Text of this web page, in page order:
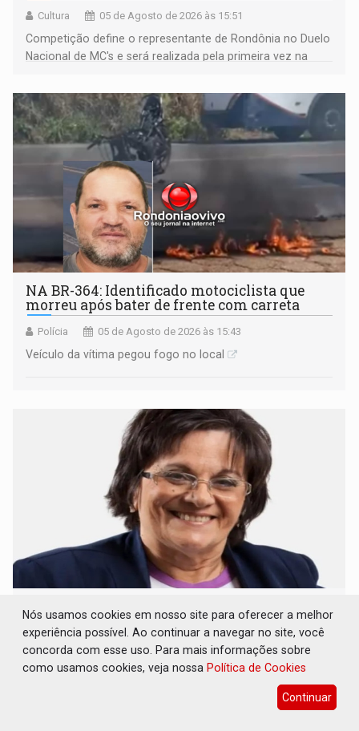
Cultura 05 de Agosto de 2026 às 15:51
Competição define o representante de Rondônia no Duelo
Nacional de MC's e será realizada pela primeira vez na
NA BR-364: Identificado motociclista que
morreu após bater de frente com carreta
Polícia 05 de Agosto de 2026 às 15:43
Veículo da vítima pegou fogo no local
AGOSTO LILÁS: 20 anos de Lei Maria da
Penha - apesar do avanço, a violência escala
Geral 05 de Agosto de 2026 às 15:37
Mesmo com tantas conquistas o número de feminicídios
Nós usamos cookies em nosso site para oferecer a melhor
experiência possível. Ao continuar a navegar no site, você
concorda com esse uso. Para mais informações sobre
como usamos cookies, veja nossa Política de Cookies
Continuar